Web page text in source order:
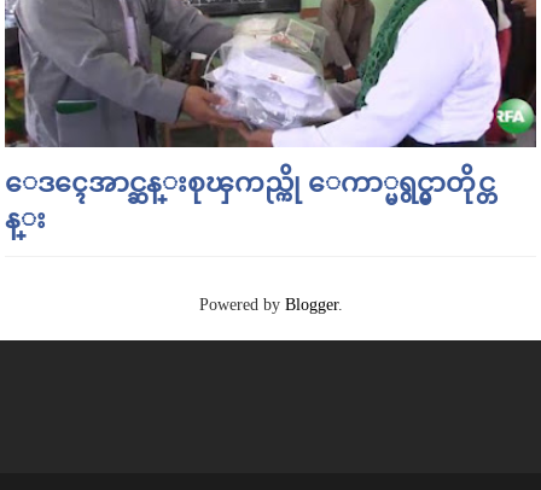
ေဒၚေအာင္ဆန္းစုၾကည္ကို ေကာ္မရွင္မွာတိုင္တ
န္း
Powered by Blogger.